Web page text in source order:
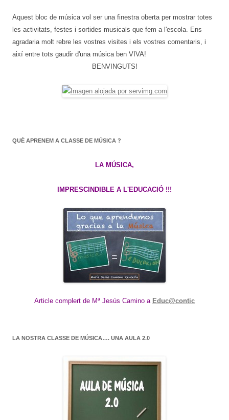
Aquest bloc de música vol ser una finestra oberta per mostrar totes
les activitats, festes i sortides musicals que fem a l'escola. Ens
agradaria molt rebre les vostres visites i els vostres comentaris, i
així entre tots gaudir d'una música ben VIVA!
BENVINGUTS!
QUÈ APRENEM A CLASSE DE MÚSICA ?
LA MÚSICA,
IMPRESCINDIBLE A L'EDUCACIÓ !!!
Article complert de Mª Jesús Camino a Educ@contic
LA NOSTRA CLASSE DE MÚSICA…. UNA AULA 2.0